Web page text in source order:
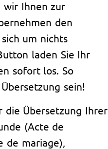
wir Ihnen zur
den
um nichts
laden Sie Ihr
sofort los. So
sein!
die Übersetzung Ihrer
(Acte de
de mariage),